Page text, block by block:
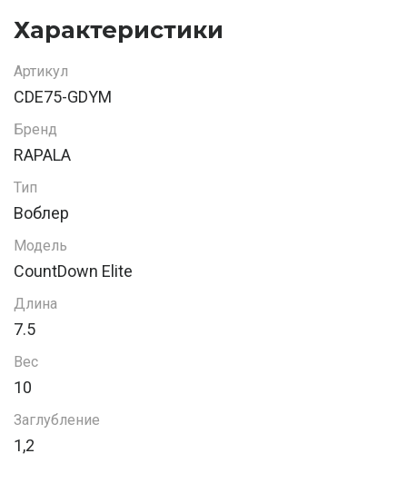
Характеристики
Артикул
CDE75-GDYM
Бренд
RAPALA
Тип
Воблер
Модель
CountDown Elite
Длина
7.5
Вес
10
Заглубление
1,2